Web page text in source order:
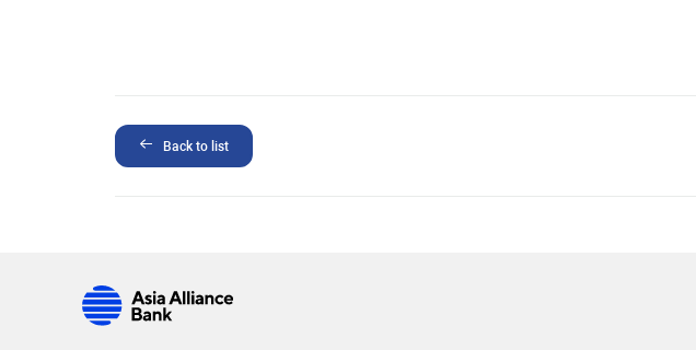
Back to list